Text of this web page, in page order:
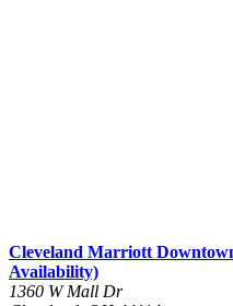
Cleveland Marriott
Availability)
1360 W Mall Dr